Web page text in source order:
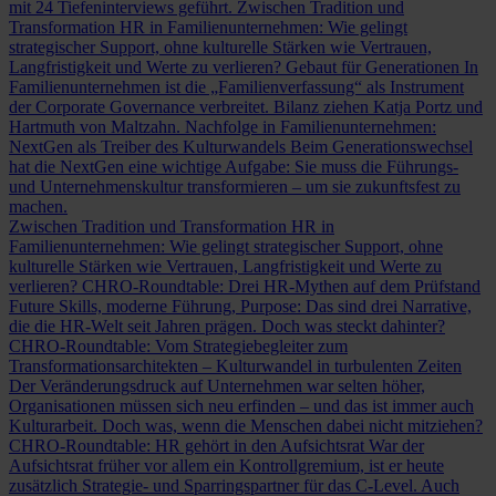
mit 24 Tiefeninterviews geführt. Zwischen Tradition und
Transformation HR in Familienunternehmen: Wie gelingt
strategischer Support, ohne kulturelle Stärken wie Vertrauen,
Langfristigkeit und Werte zu verlieren? Gebaut für Generationen In
Familienunternehmen ist die „Familienverfassung“ als Instrument
der Corporate Governance verbreitet. Bilanz ziehen Katja Portz und
Hartmuth von Maltzahn. Nachfolge in Familienunternehmen:
NextGen als Treiber des Kulturwandels Beim Generationswechsel
hat die NextGen eine wichtige Aufgabe: Sie muss die Führungs-
und Unternehmenskultur transformieren – um sie zukunftsfest zu
machen.
Zwischen Tradition und Transformation HR in
Familienunternehmen: Wie gelingt strategischer Support, ohne
kulturelle Stärken wie Vertrauen, Langfristigkeit und Werte zu
verlieren? CHRO-Roundtable: Drei HR-Mythen auf dem Prüfstand
Future Skills, moderne Führung, Purpose: Das sind drei Narrative,
die die HR-Welt seit Jahren prägen. Doch was steckt dahinter?
CHRO-Roundtable: Vom Strategiebegleiter zum
Transformationsarchitekten – Kulturwandel in turbulenten Zeiten
Der Veränderungsdruck auf Unternehmen war selten höher,
Organisationen müssen sich neu erfinden – und das ist immer auch
Kulturarbeit. Doch was, wenn die Menschen dabei nicht mitziehen?
CHRO-Roundtable: HR gehört in den Aufsichtsrat War der
Aufsichtsrat früher vor allem ein Kontrollgremium, ist er heute
zusätzlich Strategie- und Sparringspartner für das C-Level. Auch